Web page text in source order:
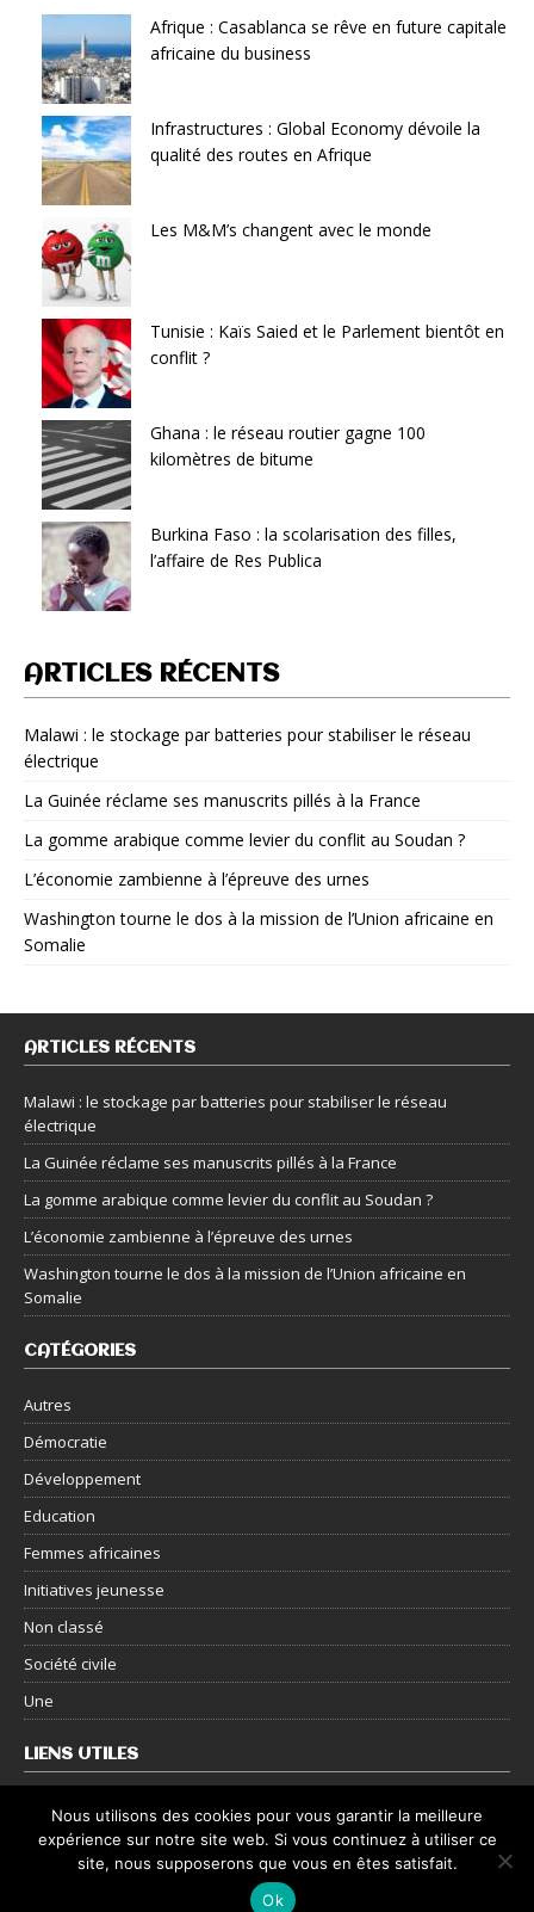
Afrique : Casablanca se rêve en future capitale
africaine du business
Infrastructures : Global Economy dévoile la
qualité des routes en Afrique
Les M&M’s changent avec le monde
Tunisie : Kaïs Saied et le Parlement bientôt en
conflit ?
Ghana : le réseau routier gagne 100
kilomètres de bitume
Burkina Faso : la scolarisation des filles,
l’affaire de Res Publica
ARTICLES RÉCENTS
Malawi : le stockage par batteries pour stabiliser le réseau
électrique
La Guinée réclame ses manuscrits pillés à la France
La gomme arabique comme levier du conflit au Soudan ?
L’économie zambienne à l’épreuve des urnes
Washington tourne le dos à la mission de l’Union africaine en
Somalie
ARTICLES RÉCENTS
Malawi : le stockage par batteries pour stabiliser le réseau
électrique
La Guinée réclame ses manuscrits pillés à la France
La gomme arabique comme levier du conflit au Soudan ?
L’économie zambienne à l’épreuve des urnes
Washington tourne le dos à la mission de l’Union africaine en
Somalie
CATÉGORIES
Autres
Démocratie
Développement
Education
Femmes africaines
Initiatives jeunesse
Non classé
Société civile
Une
LIENS UTILES
Nous contacter
Mentions légales
Nous utilisons des cookies pour vous garantir la meilleure
expérience sur notre site web. Si vous continuez à utiliser ce
site, nous supposerons que vous en êtes satisfait.
Ok